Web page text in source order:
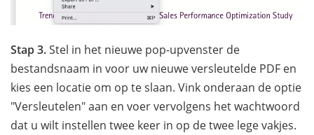
Stap 3.Stel in het nieuwe pop-upvenster de
bestandsnaam in voor uw nieuwe versleutelde PDF en
kies een locatie om op te slaan. Vink onderaan de optie
"Versleutelen" aan en voer vervolgens het wachtwoord
dat u wilt instellen twee keer in op de twee lege vakjes.